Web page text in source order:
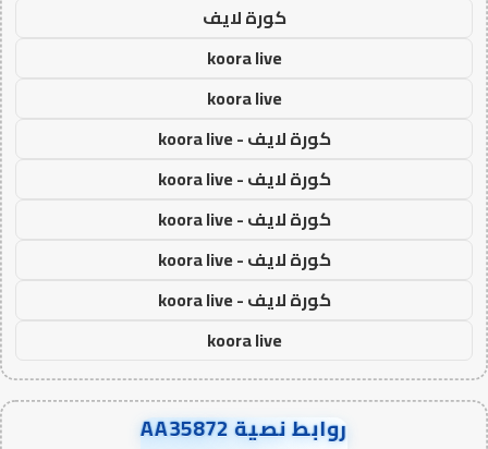
كورة لايف
koora live
koora live
كورة لايف - koora live
كورة لايف - koora live
كورة لايف - koora live
كورة لايف - koora live
كورة لايف - koora live
koora live
روابط نصية AA35872